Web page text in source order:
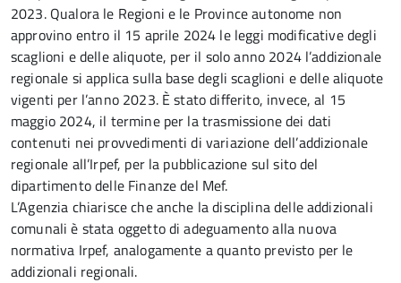
2023. Qualora le Regioni e le Province autonome non
approvino entro il 15 aprile 2024 le leggi modificative degli
scaglioni e delle aliquote, per il solo anno 2024 l’addizionale
regionale si applica sulla base degli scaglioni e delle aliquote
vigenti per l’anno 2023. È stato differito, invece, al 15
maggio 2024, il termine per la trasmissione dei dati
contenuti nei provvedimenti di variazione dell’addizionale
regionale all’Irpef, per la pubblicazione sul sito del
dipartimento delle Finanze del Mef.
L’Agenzia chiarisce che anche la disciplina delle addizionali
comunali è stata oggetto di adeguamento alla nuova
normativa Irpef, analogamente a quanto previsto per le
addizionali regionali.